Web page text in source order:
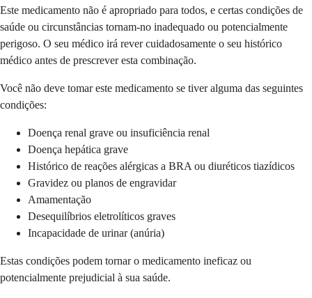
Este medicamento não é apropriado para todos, e certas condições de
saúde ou circunstâncias tornam-no inadequado ou potencialmente
perigoso. O seu médico irá rever cuidadosamente o seu histórico
médico antes de prescrever esta combinação.
Você não deve tomar este medicamento se tiver alguma das seguintes
condições:
Doença renal grave ou insuficiência renal
Doença hepática grave
Histórico de reações alérgicas a BRA ou diuréticos tiazídicos
Gravidez ou planos de engravidar
Amamentação
Desequilíbrios eletrolíticos graves
Incapacidade de urinar (anúria)
Estas condições podem tornar o medicamento ineficaz ou
potencialmente prejudicial à sua saúde.